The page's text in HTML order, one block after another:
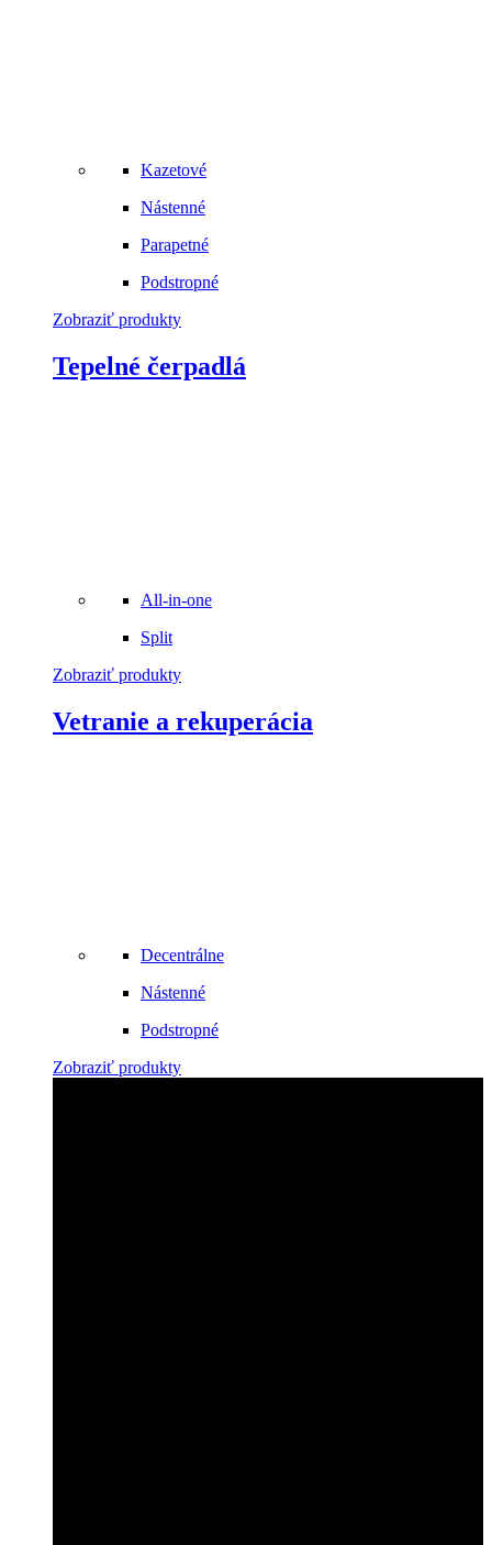
Kazetové
Nástenné
Parapetné
Podstropné
Zobraziť produkty
Tepelné čerpadlá
All-in-one
Split
Zobraziť produkty
Vetranie a rekuperácia
Decentrálne
Nástenné
Podstropné
Zobraziť produkty